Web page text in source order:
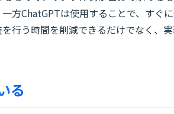
方ChatGPTは使用することで、すぐ
行う時間を削減できるだけでなく、
る